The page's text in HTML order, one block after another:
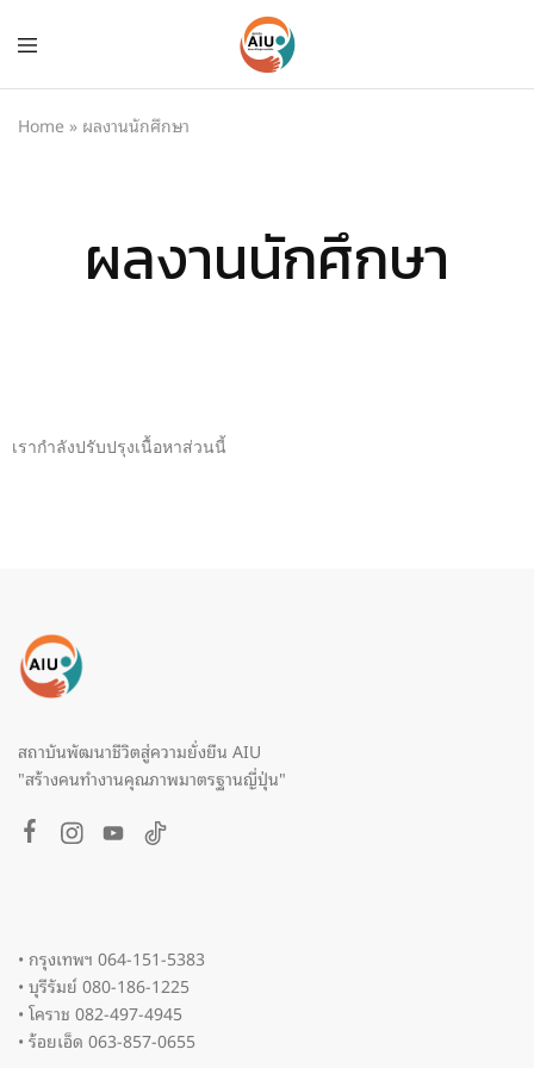
Home » ผลงานนักศึกษา
ผลงานนักศึกษา
เรากำลังปรับปรุงเนื้อหาส่วนนี้
สถาบันพัฒนาชีวิตสู่ความยั่งยืน AIU
"สร้างคนทำงานคุณภาพมาตรฐานญี่ปุ่น"
• กรุงเทพฯ 064-151-5383
• บุรีรัมย์ 080-186-1225
• โคราช 082-497-4945
• ร้อยเอ็ด 063-857-0655